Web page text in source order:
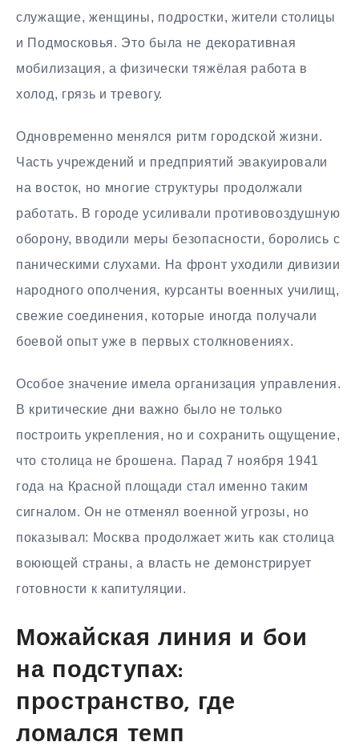
служащие, женщины, подростки, жители столицы
и Подмосковья. Это была не декоративная
мобилизация, а физически тяжёлая работа в
холод, грязь и тревогу.
Одновременно менялся ритм городской жизни.
Часть учреждений и предприятий эвакуировали
на восток, но многие структуры продолжали
работать. В городе усиливали противовоздушную
оборону, вводили меры безопасности, боролись с
паническими слухами. На фронт уходили дивизии
народного ополчения, курсанты военных училищ,
свежие соединения, которые иногда получали
боевой опыт уже в первых столкновениях.
Особое значение имела организация управления.
В критические дни важно было не только
построить укрепления, но и сохранить ощущение,
что столица не брошена. Парад 7 ноября 1941
года на Красной площади стал именно таким
сигналом. Он не отменял военной угрозы, но
показывал: Москва продолжает жить как столица
воюющей страны, а власть не демонстрирует
готовности к капитуляции.
Можайская линия и бои
на подступах:
пространство, где
ломался темп